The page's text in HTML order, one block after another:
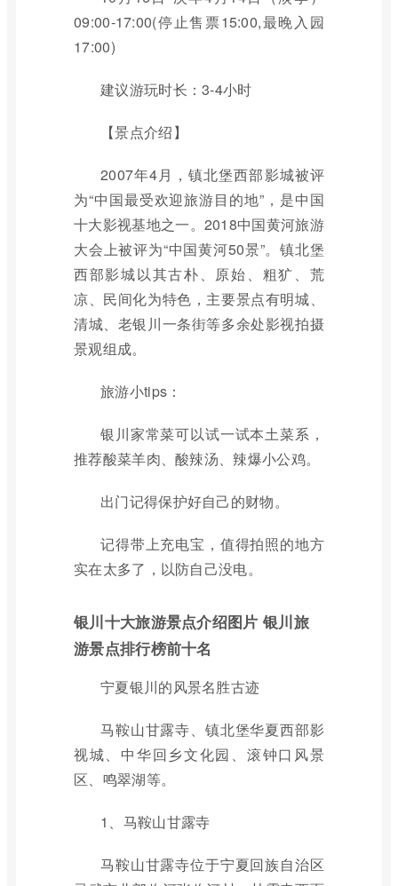
09:00-17:00(停止售票15:00,最晚入园
17:00)
建议游玩时长：3-4小时
【景点介绍】
2007年4月，镇北堡西部影城被评
为“中国最受欢迎旅游目的地”，是中国
十大影视基地之一。2018中国黄河旅游
大会上被评为“中国黄河50景”。镇北堡
西部影城以其古朴、原始、粗犷、荒
凉、民间化为特色，主要景点有明城、
清城、老银川一条街等多余处影视拍摄
景观组成。
旅游小tips：
银川家常菜可以试一试本土菜系，
推荐酸菜羊肉、酸辣汤、辣爆小公鸡。
出门记得保护好自己的财物。
记得带上充电宝，值得拍照的地方
实在太多了，以防自己没电。
银川十大旅游景点介绍图片 银川旅
游景点排行榜前十名
宁夏银川的风景名胜古迹
马鞍山甘露寺、镇北堡华夏西部影
视城、中华回乡文化园、滚钟口风景
区、鸣翠湖等。
1、马鞍山甘露寺
马鞍山甘露寺位于宁夏回族自治区